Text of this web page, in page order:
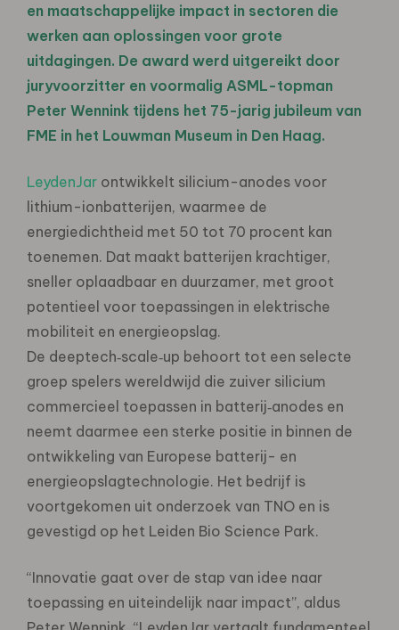
en maatschappelijke impact in sectoren die
werken aan oplossingen voor grote
uitdagingen. De award werd uitgereikt door
juryvoorzitter en voormalig ASML-topman
Peter Wennink tijdens het 75-jarig jubileum van
FME in het Louwman Museum in Den Haag.
LeydenJar ontwikkelt silicium-anodes voor
lithium-ionbatterijen, waarmee de
energiedichtheid met 50 tot 70 procent kan
toenemen. Dat maakt batterijen krachtiger,
sneller oplaadbaar en duurzamer, met groot
potentieel voor toepassingen in elektrische
mobiliteit en energieopslag.
De deeptech‑scale‑up behoort tot een selecte
groep spelers wereldwijd die zuiver silicium
commercieel toepassen in batterij‑anodes en
neemt daarmee een sterke positie in binnen de
ontwikkeling van Europese batterij- en
energieopslagtechnologie. Het bedrijf is
voortgekomen uit onderzoek van TNO en is
gevestigd op het Leiden Bio Science Park.
“Innovatie gaat over de stap van idee naar
toepassing en uiteindelijk naar impact”, aldus